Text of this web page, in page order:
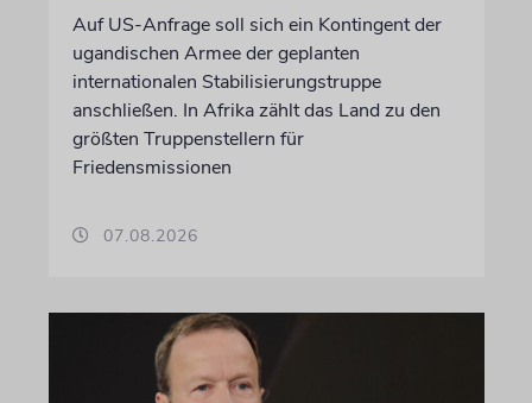
Auf US-Anfrage soll sich ein Kontingent der
ugandischen Armee der geplanten
internationalen Stabilisierungstruppe
anschließen. In Afrika zählt das Land zu den
größten Truppenstellern für
Friedensmissionen
07.08.2026